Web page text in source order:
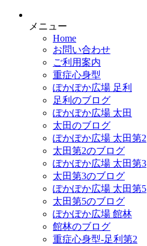
メニュー
Home
お問い合わせ
ご利用案内
重症心身型
ぽかぽか広場 足利
足利のブログ
ぽかぽか広場 太田
太田のブログ
ぽかぽか広場 太田第2
太田第2のブログ
ぽかぽか広場 太田第3
太田第3のブログ
ぽかぽか広場 太田第5
太田第5のブログ
ぽかぽか広場 館林
館林のブログ
重症心身型-足利第2